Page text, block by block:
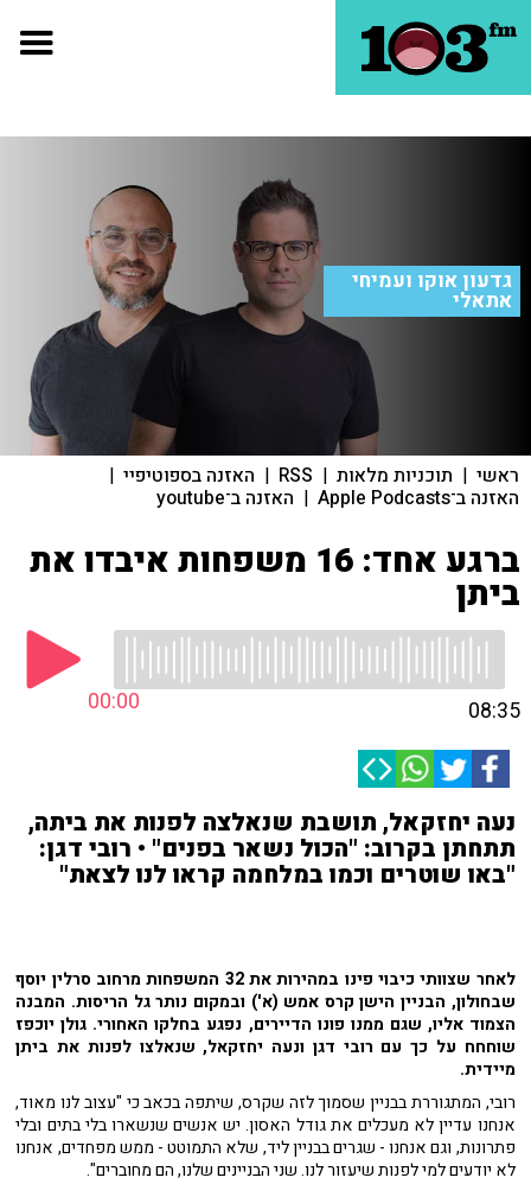
גדעון אוקו ועמיחי
אתאלי
ראשי | תוכניות מלאות |
RSS
| האזנה בספוטיפיי |
האזנה ב־Apple Podcasts | האזנה ב־youtube
ברגע אחד: 16 משפחות איבדו את
ביתן
00:00 08:35
נעה יחזקאל, תושבת שנאלצה לפנות את ביתה,
תתחתן בקרוב: "הכול נשאר בפנים" • רובי דגן:
"באו שוטרים וכמו במלחמה קראו לנו לצאת"
לאחר שצוותי כיבוי פינו במהירות
את 32 המשפחות מרחוב סרלין יוסף
שבחולון, הבניין הישן קרס אמש (א') ובמקום נותר גל הריסות. המבנה
הצמוד אליו, שגם ממנו פונו הדיירים, נפגע בחלקו האחורי. גולן יוכפז
שוחחח על כך עם רובי דגן ונעה יחזקאל, שנאלצו לפנות את ביתן
מיידית.
רובי, המתגוררת בבניין שסמוך לזה שקרס, שיתפה בכאב כי "עצוב לנו מאוד,
אנחנו עדיין לא מעכלים את גודל האסון. יש אנשים שנשארו בלי בתים ובלי
פתרונות, וגם אנחנו - שגרים בבניין ליד, שלא התמוטט - ממש מפחדים, אנחנו
לא יודעים למי לפנות שיעזור לנו. שני הבניינים שלנו, הם מחוברים".